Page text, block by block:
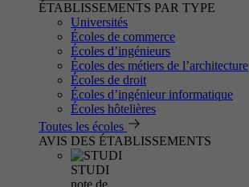
ÉTABLISSEMENTS PAR TYPE
Universités
Écoles de commerce
Écoles d’ingénieurs
Écoles des métiers de l’architecture
Écoles de droit
Écoles d’ingénieur informatique
Écoles hôtelières
Toutes les écoles
AVIS DES ÉTABLISSEMENTS
STUDI
note de